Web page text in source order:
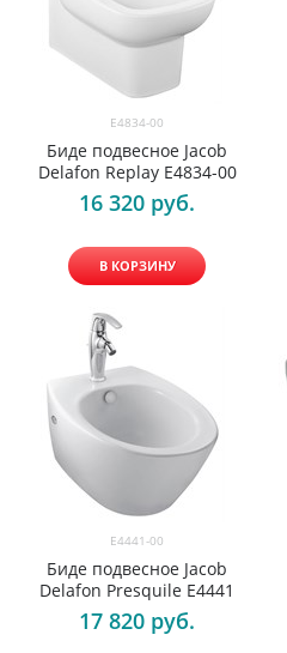
E4834-00
Биде подвесное Jacob
Delafon Replay E4834-00
16 320 руб.
В КОРЗИНУ
E4441-00
Биде подвесное Jacob
Delafon Presquile E4441
17 820 руб.